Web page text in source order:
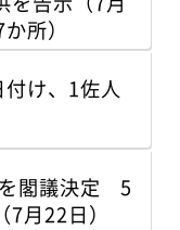
所）
け、1佐人
閣議決定 5
月22日）